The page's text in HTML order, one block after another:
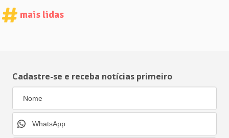
mais lidas
Cadastre-se e receba notícias primeiro